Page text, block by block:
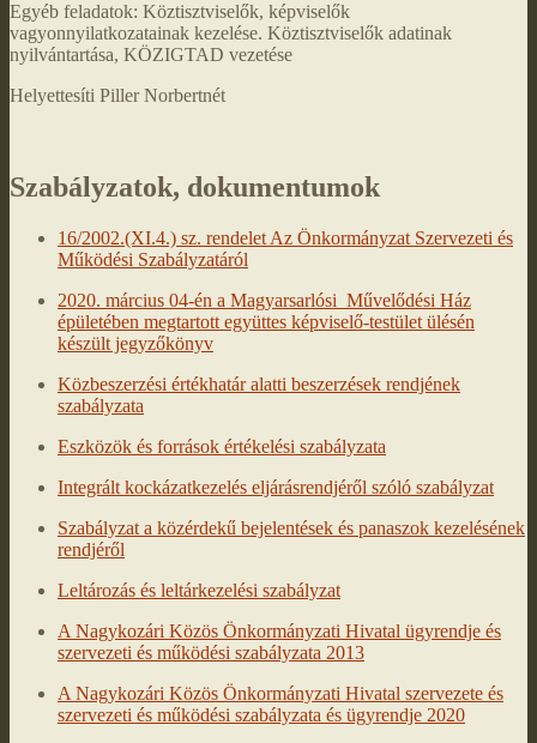
Egyéb feladatok: Köztisztviselők, képviselők
vagyonnyilatkozatainak kezelése. Köztisztviselők adatinak
nyilvántartása, KÖZIGTAD vezetése
Helyettesíti Piller Norbertnét
Szabályzatok, dokumentumok
16/2002.(XI.4.) sz. rendelet Az Önkormányzat Szervezeti és
Működési Szabályzatáról
2020. március 04-én a Magyarsarlósi Művelődési Ház
épületében megtartott együttes képviselő-testület ülésén
készült jegyzőkönyv
Közbeszerzési értékhatár alatti beszerzések rendjének
szabályzata
Eszközök és források értékelési szabályzata
Integrált kockázatkezelés eljárásrendjéről szóló szabályzat
Szabályzat a közérdekű bejelentések és panaszok kezelésének
rendjéről
Leltározás és leltárkezelési szabályzat
A Nagykozári Közös Önkormányzati Hivatal ügyrendje és
szervezeti és működési szabályzata 2013
A Nagykozári Közös Önkormányzati Hivatal szervezete és
szervezeti és működési szabályzata és ügyrendje 2020